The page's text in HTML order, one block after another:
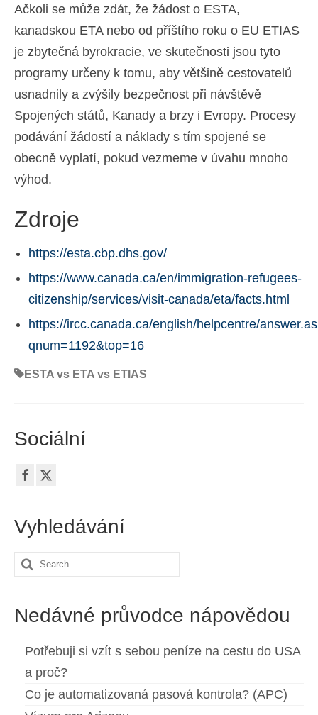
Ačkoli se může zdát, že žádost o ESTA,
kanadskou ETA nebo od příštího roku o EU ETIAS
je zbytečná byrokracie, ve skutečnosti jsou tyto
programy určeny k tomu, aby většině cestovatelů
usnadnily a zvýšily bezpečnost při návštěvě
Spojených států, Kanady a brzy i Evropy. Procesy
podávání žádostí a náklady s tím spojené se
obecně vyplatí, pokud vezmeme v úvahu mnoho
výhod.
Zdroje
https://esta.cbp.dhs.gov/
https://www.canada.ca/en/immigration-refugees-
citizenship/services/visit-canada/eta/facts.html
https://ircc.canada.ca/english/helpcentre/
qnum=1192&top=16
ESTA vs ETA vs ETIAS
Sociální
Vyhledávání
Search
Nedávné průvodce nápovědou
Potřebuji si vzít s sebou peníze na cestu do USA
a proč?
Co je automatizovaná pasová kontrola? (APC)